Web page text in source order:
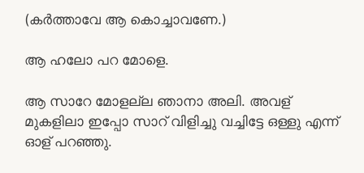
(കർത്താവേ ആ കൊച്ചാവണേ.)
ആ ഹലോ പറ മോളെ.
ആ സാറേ മോളല്ല ഞാനാ അലി. അവള്
മുകളിലാ ഇപ്പോ സാറ് വിളിച്ചു വച്ചിട്ടേ ഒള്ളു എന്ന്
ഓള് പറഞ്ഞു.